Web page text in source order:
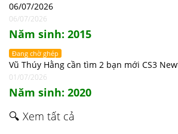
06/07/2026
06/07/2026
Năm sinh: 2015
Đang chờ ghép
Vũ Thúy Hằng cần tìm 2 bạn mới CS3
01/07/2026
Năm sinh: 2020
🔍 Xem tất cả